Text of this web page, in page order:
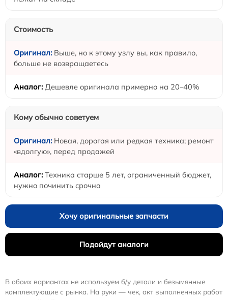
Стоимость
Выше, но к этому узлу вы, как правило,
больше не возвращаетесь
Дешевле оригинала примерно на 20–40%
Кому обычно советуем
Новая, дорогая или редкая техника; ремонт
«вдолгую», перед продажей
Техника старше 5 лет, ограниченный бюджет,
нужно починить срочно
Хочу оригинальные запчасти
Подойдут аналоги
В обоих вариантах не используем б/у детали и безымянные
комплектующие с рынка. На руки — чек, акт выполненных работ